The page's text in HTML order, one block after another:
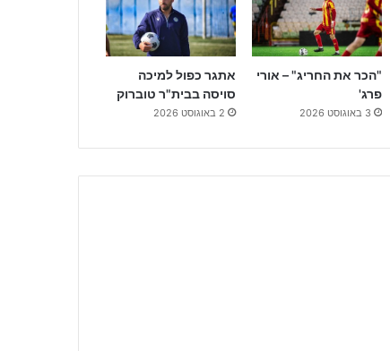
"הכר את החריג" – אורי
פרג'
3 באוגוסט 2026
אתגר כפול למיכה
סויסה בבית"ר טוברוק
2 באוגוסט 2026